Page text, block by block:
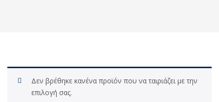
Δεν βρέθηκε κανένα προϊόν που να ταιριάζει με την
επιλογή σας.